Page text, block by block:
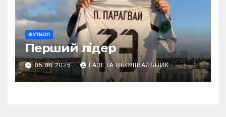
ФУТБОЛ
Перший лідер
05.08.2026 ГАЗЕТА ВБОЛІВАЛЬНИК